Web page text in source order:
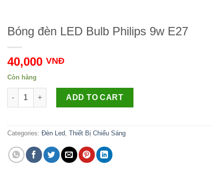
Bóng đèn LED Bulb Philips 9w E27
40,000 VNĐ
Còn hàng
Bóng đèn LED Bulb Philips 9w E27 Số lượng
ADD TO CART
Categories: Đèn Led Thiết Bị Chiếu Sáng